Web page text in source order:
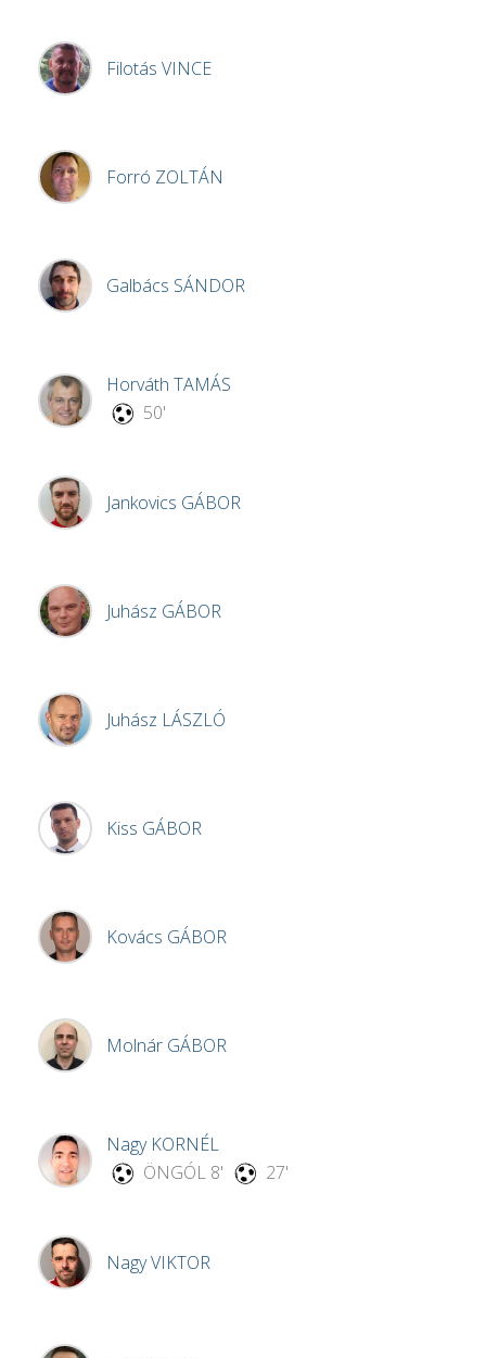
Filotás VINCE
Forró ZOLTÁN
Galbács SÁNDOR
Horváth TAMÁS
50'
Jankovics GÁBOR
Juhász GÁBOR
Juhász LÁSZLÓ
Kiss GÁBOR
Kovács GÁBOR
Molnár GÁBOR
Nagy KORNÉL
ÖNGÓL 8' 27'
NagyVIKTOR